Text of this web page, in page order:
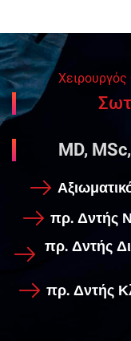
MD,
πρ. Δντής
πρ. Δντής
πρ. Δντής